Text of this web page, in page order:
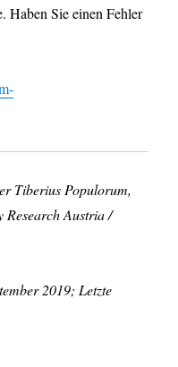
Haben Sie einen Fehler
Tiberius Populorum,
Austria /
2019; Letzte